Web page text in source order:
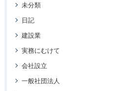
未分類
日記
建設業
実務にむけて
会社設立
一般社団法人